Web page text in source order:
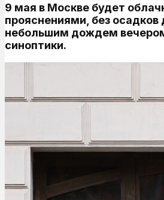
9 мая в Москве будет
прояснениями, без осадков
небольшим дождем
синоптики.